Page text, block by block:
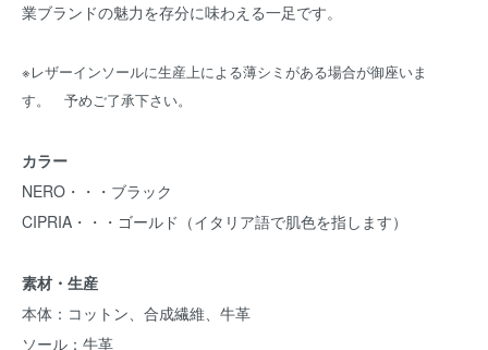
業ブランドの魅力を存分に味わえる一足です。
※レザーインソールに生産上による薄シミがある場合が御座いま
す。 予めご了承下さい。
カラー
NERO・・・ブラック
CIPRIA・・・ゴールド（イタリア語で肌色を指します）
素材・生産
本体：コットン、合成繊維、牛革
ソール：牛革